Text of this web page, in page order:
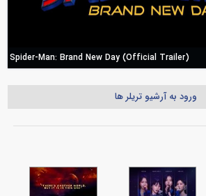
Spider-Man: Brand New Day (Official Trailer)
ورود به آرشیو تریلر ها